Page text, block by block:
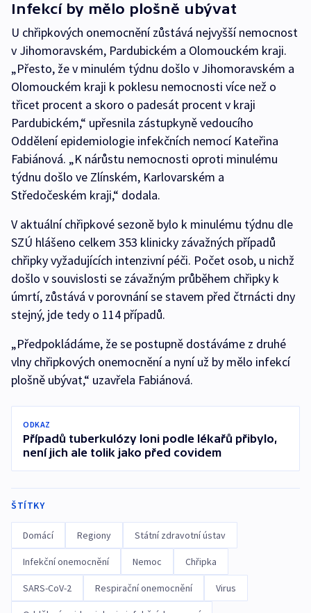
Infekcí by mělo plošně ubývat
U chřipkových onemocnění zůstává nejvyšší nemocnost
v Jihomoravském, Pardubickém a Olomouckém kraji.
„Přesto, že v minulém týdnu došlo v Jihomoravském a
Olomouckém kraji k poklesu nemocnosti více než o
třicet procent a skoro o padesát procent v kraji
Pardubickém,“ upřesnila zástupkyně vedoucího
Oddělení epidemiologie infekčních nemocí Kateřina
Fabiánová. „K nárůstu nemocnosti oproti minulému
týdnu došlo ve Zlínském, Karlovarském a
Středočeském kraji,“ dodala.
V aktuální chřipkové sezoně bylo k minulému týdnu dle
SZÚ hlášeno celkem 353 klinicky závažných případů
chřipky vyžadujících intenzivní péči. Počet osob, u nichž
došlo v souvislosti se závažným průběhem chřipky k
úmrtí, zůstává v porovnání se stavem před čtrnácti dny
stejný, jde tedy o 114 případů.
„Předpokládáme, že se postupně dostáváme z druhé
vlny chřipkových onemocnění a nyní už by mělo infekcí
plošně ubývat,“ uzavřela Fabiánová.
ODKAZ
Případů tuberkulózy loni podle lékařů přibylo,
není jich ale tolik jako před covidem
ŠTÍTKY
Domácí Regiony Státní zdravotní ústav
Infekční onemocnění Nemoc Chřipka
SARS-CoV-2 Respirační onemocnění Virus